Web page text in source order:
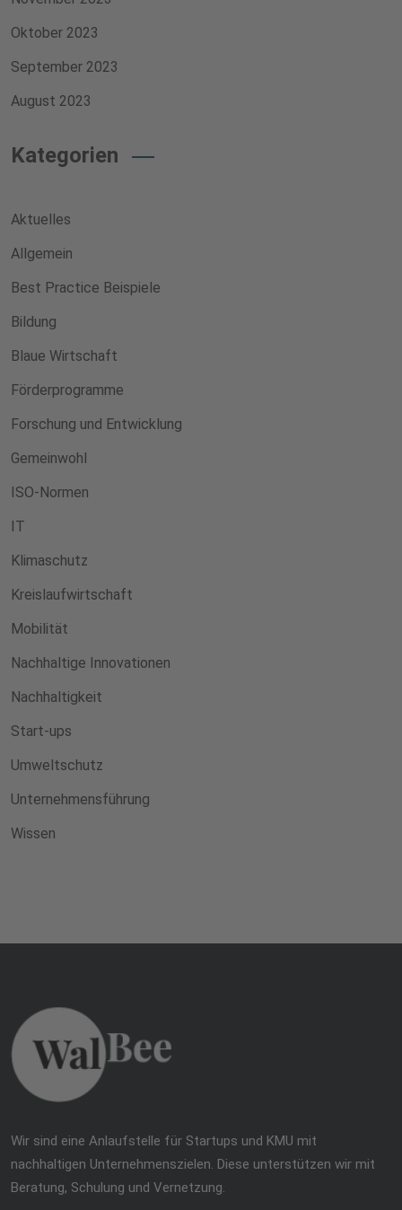
Oktober 2023
September 2023
August 2023
Kategorien
Aktuelles
Allgemein
Best Practice Beispiele
Bildung
Blaue Wirtschaft
Förderprogramme
Forschung und Entwicklung
Gemeinwohl
ISO-Normen
IT
Klimaschutz
Kreislaufwirtschaft
Mobilität
Nachhaltige Innovationen
Nachhaltigkeit
Start-ups
Umweltschutz
Unternehmensführung
Wissen
Wir sind eine Anlaufstelle für Startups und KMU mit
nachhaltigen Unternehmenszielen. Diese unterstützen wir mit
Beratung, Schulung und Vernetzung.